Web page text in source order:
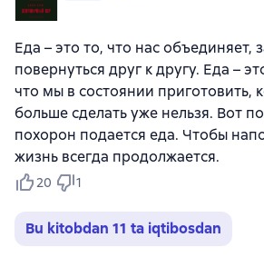
Еда – это то, что нас объединяет,
повернуться друг к другу. Еда –
что мы в состоянии приготовить,
больше сделать уже нельзя. Вот
похорон подается еда. Чтобы
жизнь всегда продолжается.
20 1
Bu kitobdan 11 ta iqtibosdan